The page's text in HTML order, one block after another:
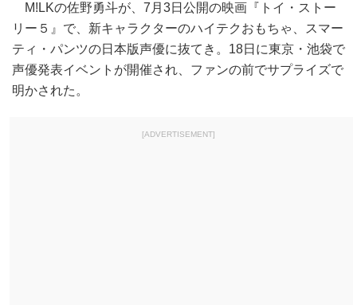
M!LKの佐野勇斗が、7月3日公開の映画『トイ・ストー
リー５』で、新キャラクターのハイテクおもちゃ、スマー
ティ・パンツの日本版声優に抜てき。18日に東京・池袋で
声優発表イベントが開催され、ファンの前でサプライズで
明かされた。
[ADVERTISEMENT]